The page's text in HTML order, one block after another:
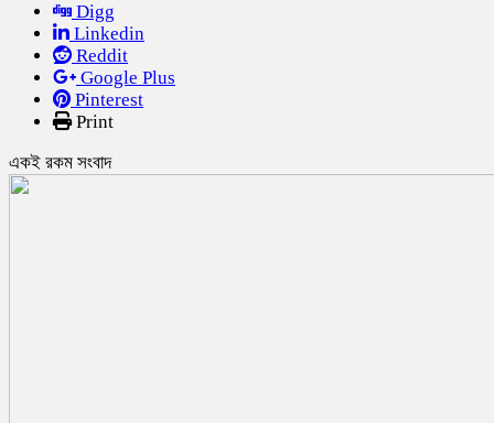
Digg
Linkedin
Reddit
Google Plus
Pinterest
Print
একই রকম সংবাদ